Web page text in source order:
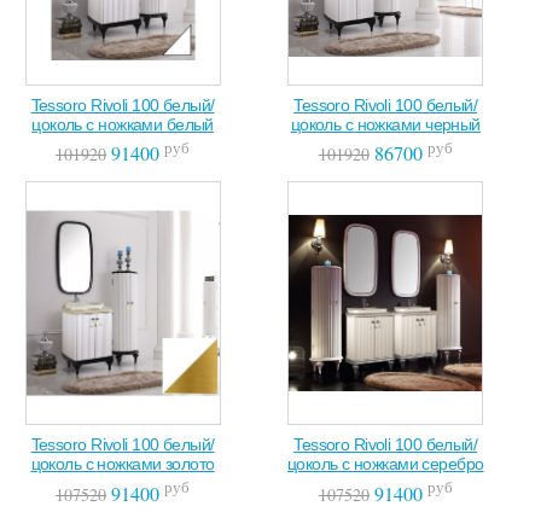
Tessoro Rivoli 100 белый/
цоколь с ножками белый
101920 91400 руб
Tessoro Rivoli 100 белый/
цоколь с ножками черный
10192086700 руб
Tessoro Rivoli 100 белый/
цоколь с ножками золото
107520 91400 руб
Tessoro Rivoli 100 белый/
цоколь с ножками серебро
10752091400 руб